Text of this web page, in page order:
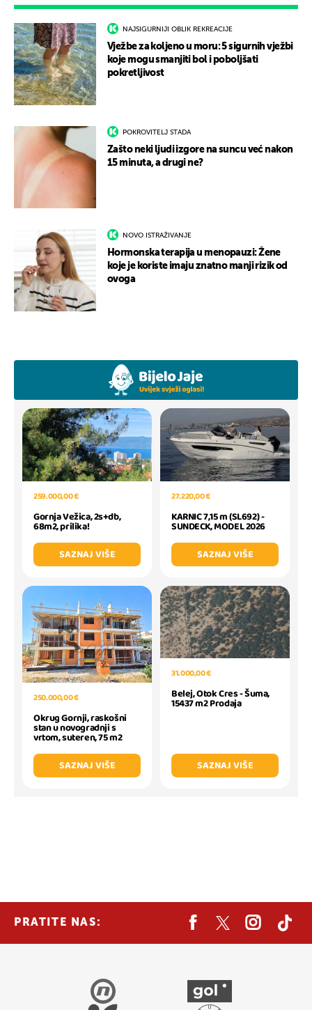
NAJSIGURNIJI OBLIK REKREACIJE
Vježbe za koljeno u moru: 5 sigurnih vježbi
koje mogu smanjiti bol i poboljšati
pokretljivost
POKROVITELJ STADA
Zašto neki ljudi izgore na suncu već nakon
15 minuta, a drugi ne?
NOVO ISTRAŽIVANJE
Hormonska terapija u menopauzi: Žene
koje je koriste imaju znatno manji rizik od
ovoga
259.000,00 €
Gornja Vežica, 2s+db,
68m2, prilika!
SAZNAJ VIŠE
27.220,00 €
KARNIC 7,15 m (SL692) -
SUNDECK, MODEL 2026
SAZNAJ VIŠE
250.000,00 €
Okrug Gornji, raskošni
stan u novogradnji s
vrtom, suteren, 75 m2
SAZNAJ VIŠE
31.000,00 €
Belej, Otok Cres - Šuma,
15437 m2 Prodaja
SAZNAJ VIŠE
PRATITE NAS: